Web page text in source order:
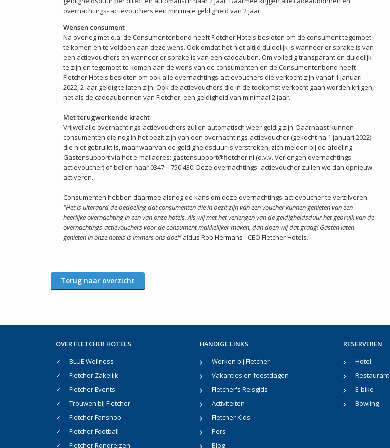
overnachtings- actievouchers een minimale geldigheid van 2 jaar.
Wensen consument
Na overleg met o.a. de Consumentenbond heeft Fletcher Hotels besloten om de consument tegemoet
te komen en te voldoen aan deze wens. Ook omdat het niet altijd duidelijk is wanneer er sprake is van
een actievouchers en wanneer er sprake is van een cadeaubon. Om volledig transparant en duidelijk
te zijn en tegemoet te komen aan de wens van de consumenten en de Consumentenbond heeft
Fletcher Hotels besloten om ook alle overnachtings-actievouchers die verkocht zijn vanaf 1 januari
2022, 2 jaar geldig te laten zijn. Ook de actievouchers die in de toekomst verkocht gaan worden krijgen,
net als de cadeaubonnen van Fletcher, een geldigheid van minimaal 2 jaar.
Met terugwerkende kracht
Vrijwel alle overnachtings-actievouchers zullen automatisch weer geldig zijn. Daarnaast kunnen
consumenten die nog in het bezit zijn van een overnachtings-actievoucher (gekocht na 1 januari 2022)
die niet gebruikt is, maar waarvan de geldigheidsduur is verstreken, zich melden bij de afdeling
Gastensupport via het e-mailadres: gastensupport@fletcher.nl (o.v.v. Verlengen overnachtings-
actievoucher) of bellen naar 0347 – 750 430. Deze overnachtings- actievoucher zullen we dan opnieuw
activeren.
Consumenten hebben daarmee alsnog de kans om deze overnachtings-actievoucher te verzilveren.
“Het is uiteraard de bedoeling dat consumenten die in bezit zijn van een voucher kunnen genieten van een
heerlijke overnachting in een van onze hotels. Als wij met het verlengen van de geldigheidsduur het gebruik van de
overnachtings-actievouchers voor de consument makkelijker maken, dan doen wij dat graag! Gasten laten
genieten in onze hotels is immers ons doel”aldus Rob Hermans - CEO Fletcher Hotels.
Terug naar overzicht
OVER FLETCHER HOTELS
BLUE Wellness
Fletcher Zakelijk
Fletcher Events
Trouwen bij Fletcher
Fletcher Fanshop
Fletcher Football
Fletcher Rondreizen
HANDIGE LINKS
Werken bij Fletcher
Vakanties en feestdagen
Fletcher's Reisgids
Activiteiten
Fletcher Kids
Pers
Blog
RESERVEREN
Hotel
Restaurant
E-bike
Bowling